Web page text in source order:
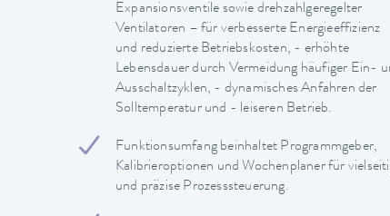
Expansionsventile sowie drehzahlgeregelter
Ventilatoren – für verbesserte Energieeffizienz
und reduzierte Betriebskosten, - erhöhte
Lebensdauer durch Vermeidung häufiger Ein-
Ausschaltzyklen, - dynamisches Anfahren der
Solltemperatur und - leiseren Betrieb.
Funktionsumfang beinhaltet Programmgeber,
Kalibrieroptionen und Wochenplaner für
und präzise Prozesssteuerung.